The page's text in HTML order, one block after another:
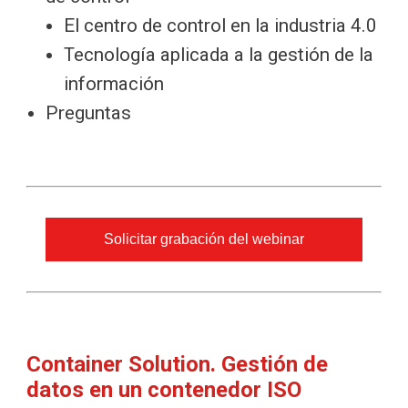
El centro de control en la industria 4.0
Tecnología aplicada a la gestión de la
información
Preguntas
Solicitar grabación del webinar
Container Solution. Gestión de
datos en un contenedor ISO